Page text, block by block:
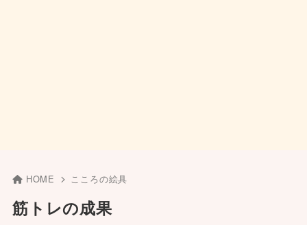
HOME こころの絵具
筋トレの成果